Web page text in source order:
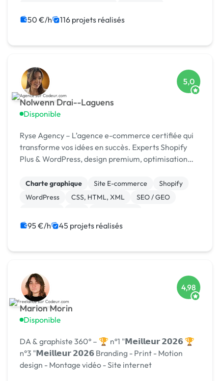
Site clé en main
Web design
50 €/h 116 projets réalisés
Nolwenn Drai--Laguens
Disponible
5,0
Ryse Agency – L’agence e-commerce certifiée qui
transforme vos idées en succès. Experts Shopify
Plus & WordPress, design premium, optimisation
Charte graphique Site E-commerce
Shopify
WordPress
CSS, HTML, XML
SEO / GEO
95 €/h 45 projets réalisés
Marion Morin
Disponible
4,98
DA & graphiste 360° – 🏆 n°1 "𝗠𝗲𝗶𝗹𝗹𝗲𝘂𝗿 𝟮𝟬𝟮𝟲 🏆
n°3 "𝗠𝗲𝗶𝗹𝗹𝗲𝘂𝗿 𝟮𝟬𝟮𝟲 Branding - Print - Motion
design - Montage vidéo - Site internet